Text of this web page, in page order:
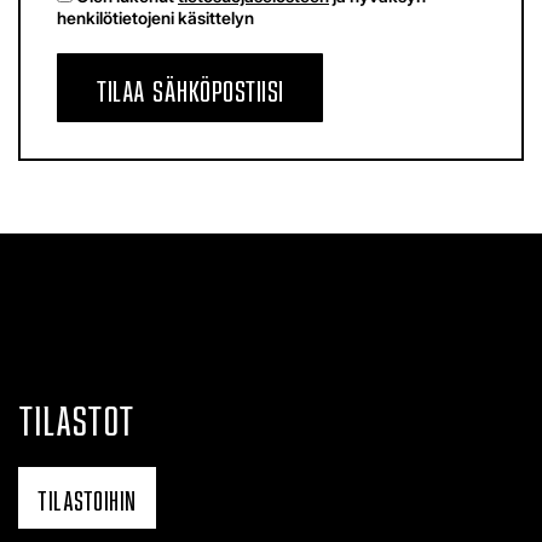
henkilötietojeni käsittelyn
TILAA SÄHKÖPOSTIISI
TILASTOT
TILASTOIHIN